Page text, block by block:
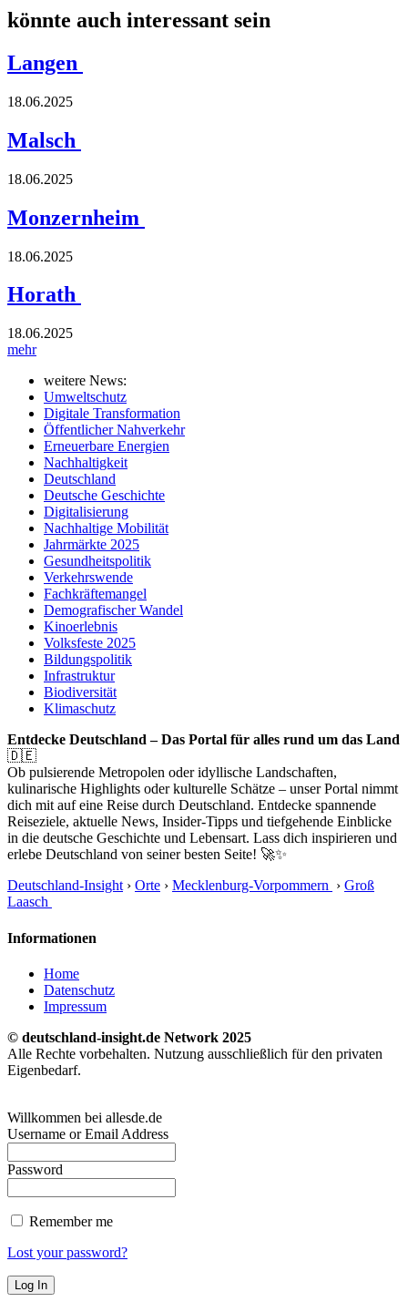
könnte auch interessant sein
Langen
18.06.2025
Malsch
18.06.2025
Monzernheim
18.06.2025
Horath
18.06.2025
mehr
weitere News:
Umweltschutz
Digitale Transformation
Öffentlicher Nahverkehr
Erneuerbare Energien
Nachhaltigkeit
Deutschland
Deutsche Geschichte
Digitalisierung
Nachhaltige Mobilität
Jahrmärkte 2025
Gesundheitspolitik
Verkehrswende
Fachkräftemangel
Demografischer Wandel
Kinoerlebnis
Volksfeste 2025
Bildungspolitik
Infrastruktur
Biodiversität
Klimaschutz
Entdecke Deutschland – Das Portal für alles rund um das Land
🇩🇪
Ob pulsierende Metropolen oder idyllische Landschaften,
kulinarische Highlights oder kulturelle Schätze – unser Portal nimmt
dich mit auf eine Reise durch Deutschland. Entdecke spannende
Reiseziele, aktuelle News, Insider-Tipps und tiefgehende Einblicke
in die deutsche Geschichte und Lebensart. Lass dich inspirieren und
erlebe Deutschland von seiner besten Seite! 🚀✨
Deutschland-Insight › Orte › Mecklenburg-Vorpommern › Groß
Laasch
Informationen
Home
Datenschutz
Impressum
© deutschland-insight.de Network 2025
Alle Rechte vorbehalten. Nutzung ausschließlich für den privaten
Eigenbedarf.
Willkommen bei allesde.de
Username or Email Address
Password
Remember me
Lost your password?